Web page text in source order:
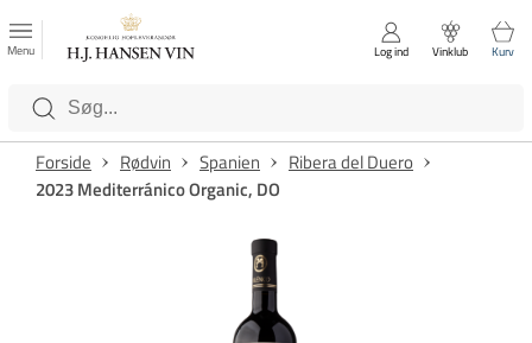
Luk
Kategorier
Menu Log ind Vinklub Kurv
Forside Rødvin Spanien
Ribera del Duero
2023 Mediterránico Organic, DO